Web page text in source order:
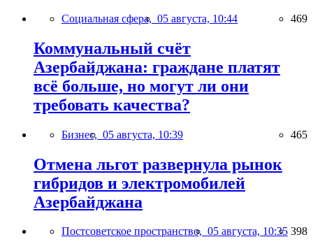
Социальная сфера, 05 августа, 10:44 469
Коммунальный счёт
Азербайджана: граждане платят
всё больше, но могут ли они
требовать качества?
Бизнес, 05 августа, 10:39 465
Отмена льгот развернула рынок
гибридов и электромобилей
Азербайджана
Постсоветское пространство, 05 августа, 10:35 398